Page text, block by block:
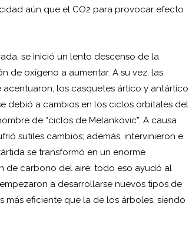
aún que el CO2 para provocar efecto
se inició un lento descenso de la
de oxígeno a aumentar. A su vez, las
los casquetes ártico y antártico
debió a cambios en los ciclos orbitales del
de “ciclos de Melankovic”. A causa
sutiles cambios; además, intervinieron e
se transformó en un enorme
de carbono del aire; todo eso ayudó al
a desarrollarse nuevos tipos de
más eficiente que la de los árboles, siendo